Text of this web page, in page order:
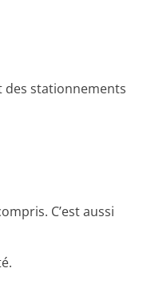
des stationnements
C’est aussi